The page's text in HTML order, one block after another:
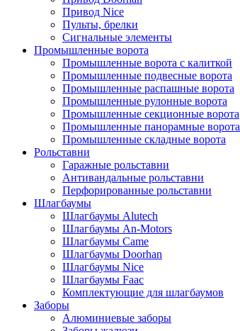
Привод Nice
Пульты, брелки
Сигнальные элементы
Промышленные ворота
Промышленные ворота с калиткой
Промышленные подвесные ворота
Промышленные распашные ворота
Промышленные рулонные ворота
Промышленные секционные ворота
Промышленные панорамные ворота
Промышленные складные ворота
Рольставни
Гаражные рольставни
Антивандальные рольставни
Перфорированные рольставни
Шлагбаумы
Шлагбаумы Alutech
Шлагбаумы An-Motors
Шлагбаумы Came
Шлагбаумы Doorhan
Шлагбаумы Nice
Шлагбаумы Faac
Комплектующие для шлагбаумов
Заборы
Алюминиевые заборы